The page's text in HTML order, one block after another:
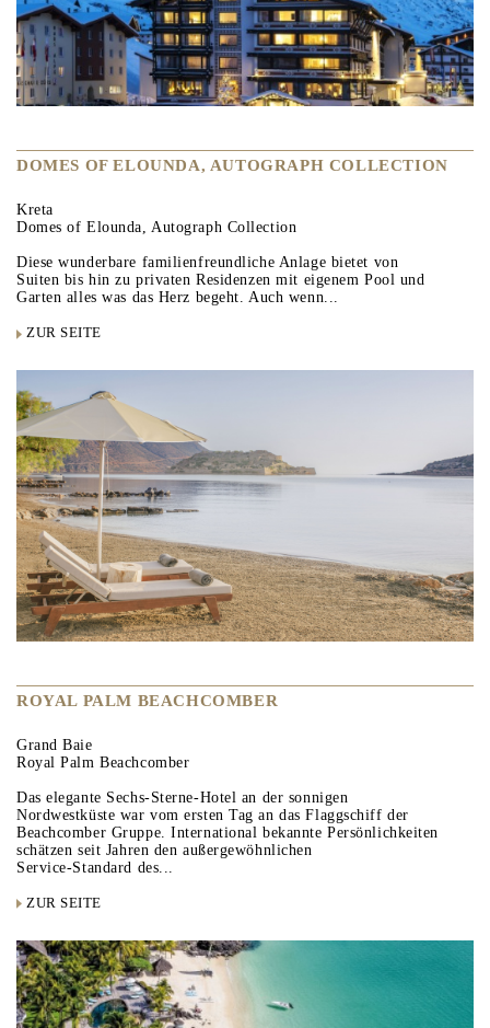
DOMES OF ELOUNDA, AUTOGRAPH COLLECTION
Kreta
Domes of Elounda, Autograph Collection
Diese wunderbare familienfreundliche Anlage bietet von
Suiten bis hin zu privaten Residenzen mit eigenem Pool und
Garten alles was das Herz begeht. Auch wenn...
ZUR SEITE
ROYAL PALM BEACHCOMBER
Grand Baie
Royal Palm Beachcomber
Das elegante Sechs-Sterne-Hotel an der sonnigen
Nordwestküste war vom ersten Tag an das Flaggschiff der
Beachcomber Gruppe. International bekannte Persönlichkeiten
schätzen seit Jahren den außergewöhnlichen
Service-Standard des...
ZUR SEITE